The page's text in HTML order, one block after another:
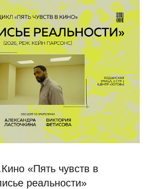
«Пять чувств в
реальности»